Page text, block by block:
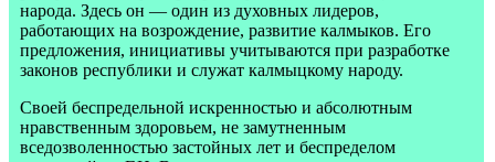
народа. Здесь он — один из духовных лидеров,
работающих на возрождение, развитие калмыков. Его
предложения, инициативы учитываются при разработке
законов республики и служат калмыцкому народу.
Своей беспредельной искренностью и абсолютным
нравственным здоровьем, не замутненным
вседозволенностью застойных лет и беспределом